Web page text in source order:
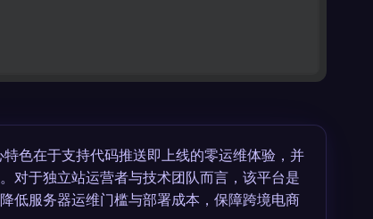
色在于支持代码推送即上线的零运维体验，并
对于独立站运营者与技术团队而言，该平台是
低服务器运维门槛与部署成本，保障跨境电商